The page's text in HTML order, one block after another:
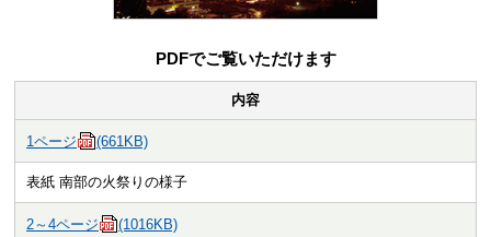
PDFでご覧いただけます
内容
1ページ (661KB)
表紙 南部の火祭りの様子
2～4ページ (1016KB)